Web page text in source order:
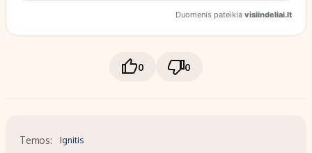
0 0
Temos: Ignitis